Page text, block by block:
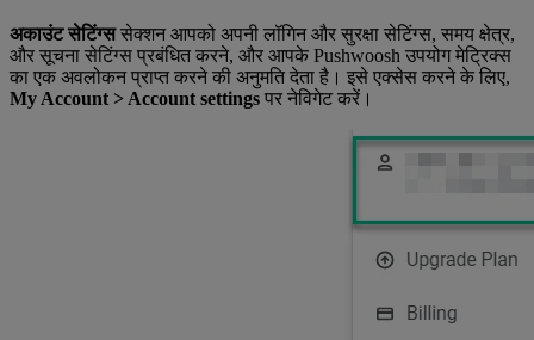
अकाउंट सेटिंग्ससेक्शन आपको अपनी लॉगिन और सुरक्षा सेटिंग्स, समय क्षेत्र,
और सूचना सेटिंग्स प्रबंधित करने, और आपके Pushwoosh उपयोग मेट्रिक्स
का एक अवलोकन प्राप्त करने की अनुमति देता है। इसे एक्सेस करने के लिए,
My Account > Account settings पर नेविगेट करें।